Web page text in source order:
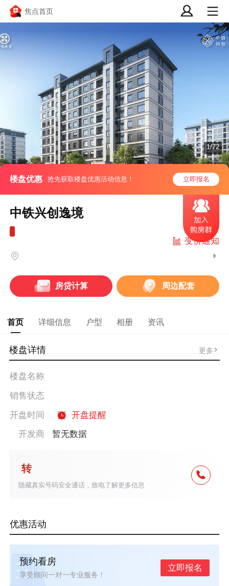
焦点首页
楼盘优惠 抢先获取楼盘优惠活动信息！ 立即报名
1/72
中铁兴创逸境
变价通知
房贷计算 周边配套
首页 详细信息 户型 相册 资讯
楼盘详情 更多
楼盘名称
销售状态
开盘时间
开盘提醒
开发商
暂无数据
转
隐藏真实号码安全通话，致电了解更多信息
优惠活动
预约看房
享受顾问一对一专业服务！
立即报名